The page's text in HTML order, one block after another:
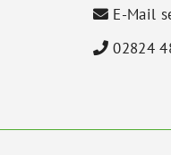
E-Mail
02824